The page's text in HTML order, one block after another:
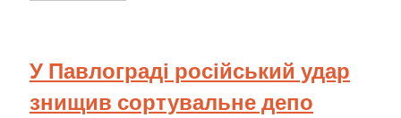
У Павлограді російський удар
знищив сортувальне депо